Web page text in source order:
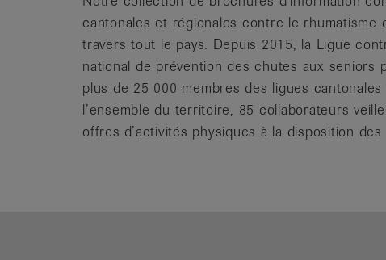
cantonales et régionales contre le rhumatisme
travers tout le pays. Depuis 2015, la Ligue
national de prévention des chutes aux
plus de 25 000 membres des ligues
l’ensemble du territoire, 85 collaborateurs
offres d’activités physiques à la disposition